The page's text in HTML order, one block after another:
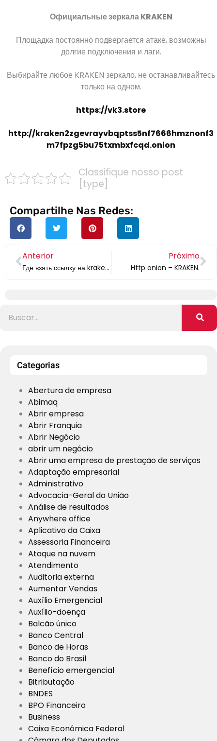
Официальные зеркала KRAKEN
Площадка постоянно подвергается атаке, возможны
долгие подключения и лаги.
Выбирайте любое KRAKEN зеркало, не останавливайтесь
только на одном.
https://vk3.store
http://kraken2zgevrayvbqptss5nf7666hmznonf3
m7fpzg5bu75txmbxfcqd.onion
Classifique nosso post
[type]
Compartilhe Nas Redes:
Anterior
Где взять ссылку на kraken чтоб зайти – KRAKEN.
Próximo
Http onion – KRAKEN.
Categorias
Abertura de empresa
Abimaq
Abrir empresa
Abrir Franquia
Abrir Negócio
abrir um negócio
Abrir uma empresa de prestação de serviços
Adaptação empresarial
Administrativo
Advocacia-Geral da União
Análise de resultados
Anywhere office
Aplicativo da Caixa
Assessoria Financeira
Ataque na nuvem
Atendimento
Auditoria externa
Aumentar Vendas
Auxílio Emergencial
Auxílio-doença
Balcão único
Banco Central
Banco de Horas
Banco do Brasil
Benefício emergencial
Bitributação
BNDES
BPO Financeiro
Business
Caixa Econômica Federal